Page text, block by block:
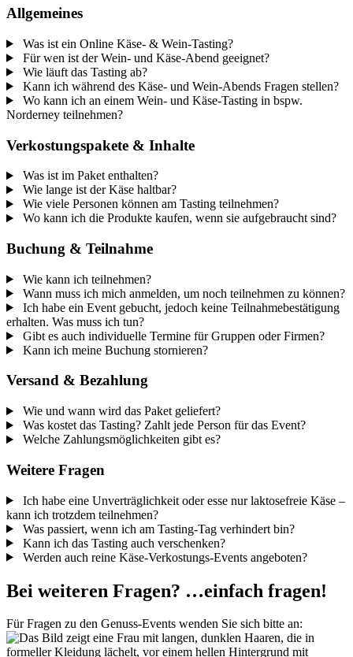
Allgemeines
Was ist ein Online Käse- & Wein-Tasting?
Für wen ist der Wein- und Käse-Abend geeignet?
Wie läuft das Tasting ab?
Kann ich während des Käse- und Wein-Abends Fragen stellen?
Wo kann ich an einem Wein- und Käse-Tasting in bspw.
Norderney teilnehmen?
Verkostungspakete & Inhalte
Was ist im Paket enthalten?
Wie lange ist der Käse haltbar?
Wie viele Personen können am Tasting teilnehmen?
Wo kann ich die Produkte kaufen, wenn sie aufgebraucht sind?
Buchung & Teilnahme
Wie kann ich teilnehmen?
Wann muss ich mich anmelden, um noch teilnehmen zu können?
Ich habe ein Event gebucht, jedoch keine Teilnahmebestätigung
erhalten. Was muss ich tun?
Gibt es auch individuelle Termine für Gruppen oder Firmen?
Kann ich meine Buchung stornieren?
Versand & Bezahlung
Wie und wann wird das Paket geliefert?
Was kostet das Tasting? Zahlt jede Person für das Event?
Welche Zahlungsmöglichkeiten gibt es?
Weitere Fragen
Ich habe eine Unverträglichkeit oder esse nur laktosefreie Käse –
kann ich trotzdem teilnehmen?
Was passiert, wenn ich am Tasting-Tag verhindert bin?
Kann ich das Tasting auch verschenken?
Werden auch reine Käse-Verkostungs-Events angeboten?
Bei weiteren Fragen? …einfach fragen!
Für Fragen zu den Genuss-Events wenden Sie sich bitte an: